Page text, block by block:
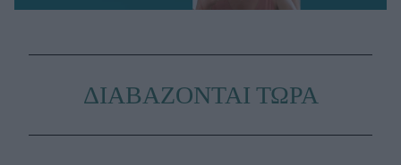
ΔΙΑΒΑΖΟΝΤΑΙ ΤΩΡΑ